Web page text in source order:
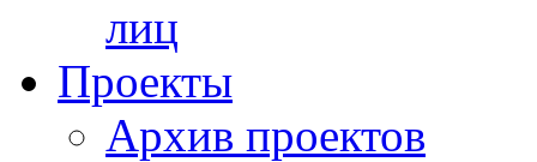
лиц
Проекты
Архив проектов